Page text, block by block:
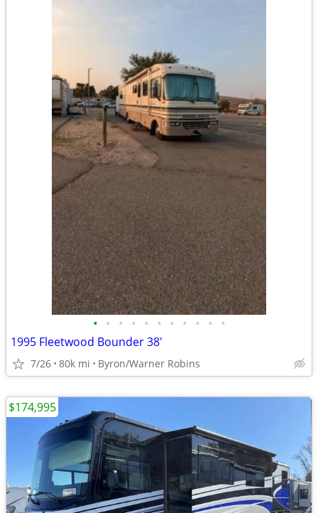
• • • • • • • • • • •
1995 Fleetwood Bounder 38'
7/26 80k mi Byron/Warner Robins
$174,995